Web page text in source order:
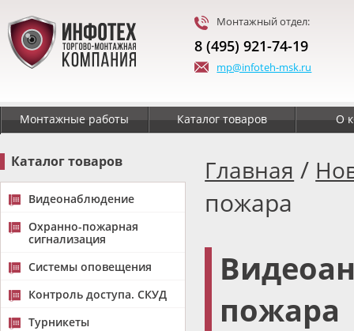
Монтажный отдел:
8 (495) 921-74-19
mp@infoteh-msk.ru
Монтажные работы Каталог товаров О
Каталог товаров
Видеонаблюдение
Охранно-пожарная
сигнализация
Системы оповещения
Контроль доступа. СКУД
Турникеты
Главная /
пожара
пожара